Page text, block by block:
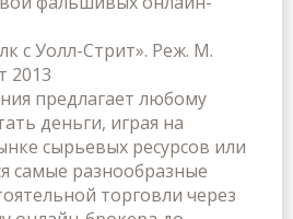
с Уолл-Стрит». Реж. М.
2013
предлагает любому
деньги, играя на
сырьевых ресурсов или
самые разнообразные
торговли через